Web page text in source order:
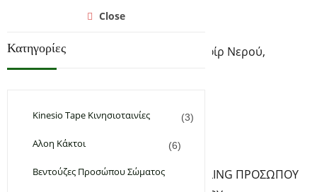
Σπόροι Κεφίρ Καυκάσου, Κεφίρ Νερού,
Φυτικά & Αιθέρια Έλαια
ΦΡΟΝΤΙΔΑ ΠΡΟΣΩΠΟΥ
ΚΑΘΑΡΙΣΜΟΣ PEELING ΠΡΟΣΩΠΟΥ
Close
Κατηγορίες
Kinesio Tape Κινησιοταινίες (3)
Αλοη Κάκτοι (6)
Βεντούζες Προσώπου Σώματος